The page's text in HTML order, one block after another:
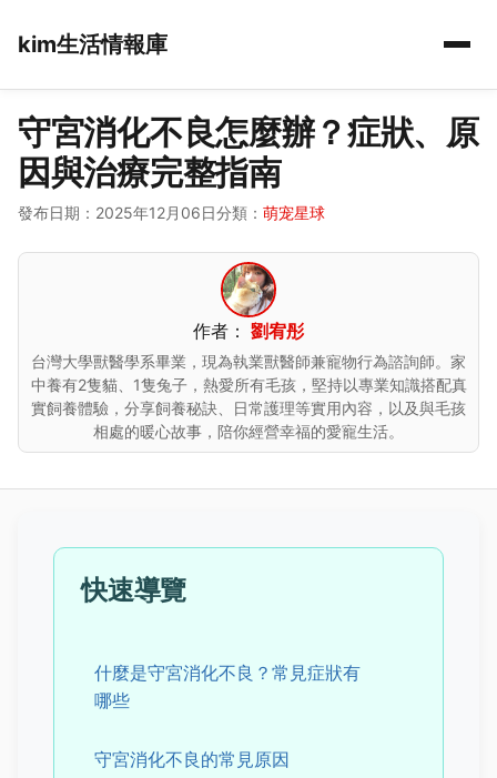
kim生活情報庫
守宮消化不良怎麼辦？症狀、原
因與治療完整指南
發布日期：2025年12月06日分類： 萌宠星球
作者： 劉宥彤
台灣大學獸醫學系畢業，現為執業獸醫師兼寵物行為諮詢師。家
中養有2隻貓、1隻兔子，熱愛所有毛孩，堅持以專業知識搭配真
實飼養體驗，分享飼養秘訣、日常護理等實用內容，以及與毛孩
相處的暖心故事，陪你經營幸福的愛寵生活。
快速導覽
什麼是守宮消化不良？常見症狀有
哪些
守宮消化不良的常見原因